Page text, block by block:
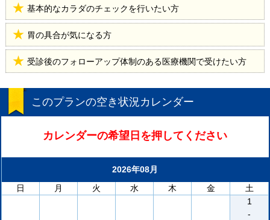
基本的なカラダのチェックを行いたい方
胃の具合が気になる方
受診後のフォローアップ体制のある医療機関で受けたい方
このプランの空き状況カレンダー
カレンダーの希望日を押してください
2026年08月
日
月 火 水 木 金
土
1
-